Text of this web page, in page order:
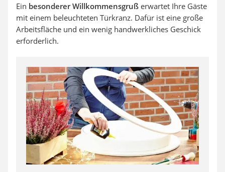
Ein besonderer Willkommensgruß erwartet Ihre Gäste
mit einem beleuchteten Türkranz. Dafür ist eine große
Arbeitsfläche und ein wenig handwerkliches Geschick
erforderlich.